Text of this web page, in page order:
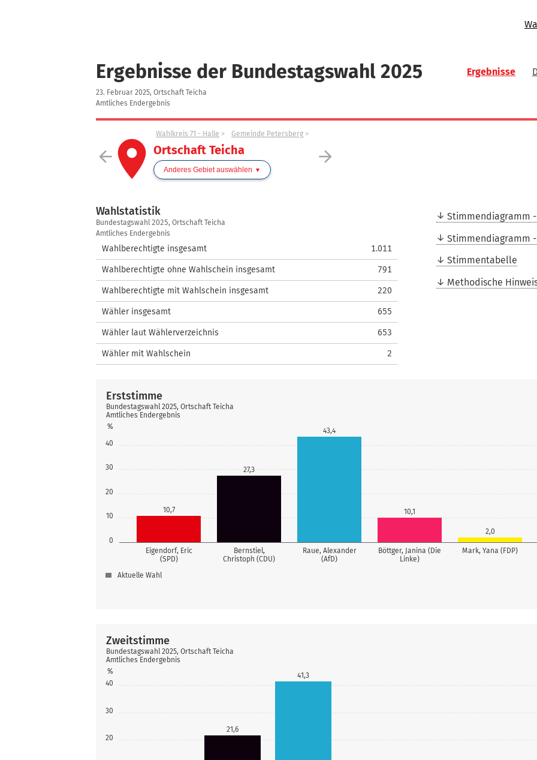
Ergebnisse der Bundestagswahl 2025
23. Februar 2025, Ortschaft Teicha
Amtliches Endergebnis
Ergebnisse
arrow_back arrow_forward
place
Wahlkreis 71 - Halle Gemeinde Petersberg
Ortschaft Teicha
Anderes Gebiet auswählen
Wahlstatistik
Wahlstatistik
Bundestagswahl 2025, Ortschaft Teicha
Amtliches Endergebnis
Wahlberechtigte insgesamt 1.011
Wahlberechtigte ohne Wahlschein insgesamt 791
Wahlberechtigte mit Wahlschein insgesamt 220
Wähler insgesamt 655
Wähler laut Wählerverzeichnis 653
Wähler mit Wahlschein 2
Stimmendiagramm
Stimmendiagramm
Stimmentabelle
Methodische
0
10
20
30
40
%
Eigendorf, Eric
(SPD)
Bernstiel,
Christoph (CDU)
Raue, Alexander
(AfD)
Böttger, Janina (Die
Linke)
Mark, Yana (FDP)
10,7
27,3
43,4
10,1
2,0
Erststimme
Bundestagswahl 2025, Ortschaft Teicha
Amtliches Endergebnis
Aktuelle Wahl
20
30
40
%
21,6
41,3
Zweitstimme
Bundestagswahl 2025, Ortschaft Teicha
Amtliches Endergebnis